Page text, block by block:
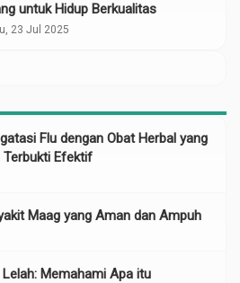
untuk Hidup Berkualitas
23 Jul 2025
Flu dengan Obat Herbal yang
Efektif
Maag yang Aman dan Ampuh
Memahami Apa itu